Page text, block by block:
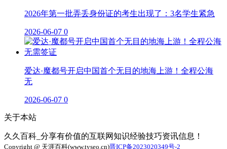
2026年第一批弄丢身份证的考生出现了：3名学生紧急
2026-06-07 0
爱达·魔都号开启中国首个无目的地海上游！全程公海
无
2026-06-07 0
关于本站
久久百科_分享有价值的互联网知识经验技巧资讯信息！
Copyright @ 天涯百科(www.tyseo.cn)晋ICP备2023020349号-2